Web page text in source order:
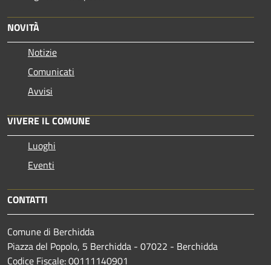
NOVITÀ
Notizie
Comunicati
Avvisi
VIVERE IL COMUNE
Luoghi
Eventi
CONTATTI
Comune di Berchidda
Piazza del Popolo, 5 Berchidda - 07022 - Berchidda
Codice Fiscale: 00111140901